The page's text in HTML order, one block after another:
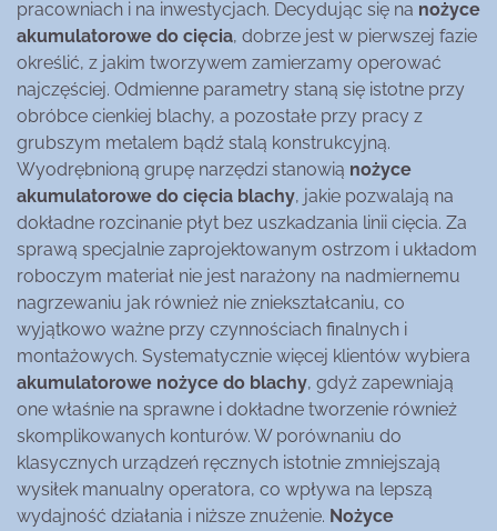
pracowniach i na inwestycjach. Decydując się na nożyce
akumulatorowe do cięcia, dobrze jest w pierwszej fazie
określić, z jakim tworzywem zamierzamy operować
najczęściej. Odmienne parametry staną się istotne przy
obróbce cienkiej blachy, a pozostałe przy pracy z
grubszym metalem bądź stalą konstrukcyjną.
Wyodrębnioną grupę narzędzi stanowią nożyce
akumulatorowe do cięcia blachy, jakie pozwalają na
dokładne rozcinanie płyt bez uszkadzania linii cięcia. Za
sprawą specjalnie zaprojektowanym ostrzom i układom
roboczym materiał nie jest narażony na nadmiernemu
nagrzewaniu jak również nie zniekształcaniu, co
wyjątkowo ważne przy czynnościach finalnych i
montażowych. Systematycznie więcej klientów wybiera
akumulatorowe nożyce do blachy, gdyż zapewniają
one właśnie na sprawne i dokładne tworzenie również
skomplikowanych konturów. W porównaniu do
klasycznych urządzeń ręcznych istotnie zmniejszają
wysiłek manualny operatora, co wpływa na lepszą
wydajność działania i niższe znużenie. Nożyce